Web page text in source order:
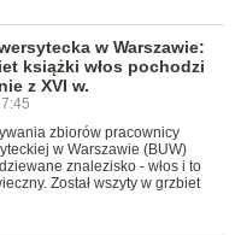
w Warszawie:
książki włos pochodzi
z XVI w.
zbiorów pracownicy
w Warszawie (BUW)
znalezisko - włos i to
Został wszyty w grzbiet